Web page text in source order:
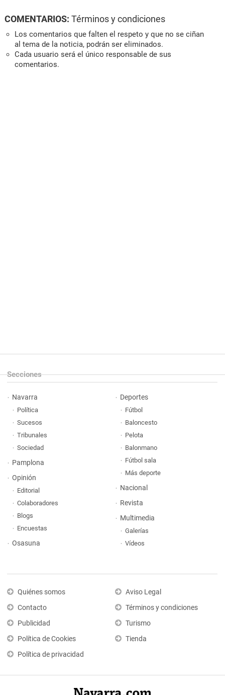
COMENTARIOS: Términos y condiciones
Los comentarios que falten el respeto y que no se ciñan
al tema de la noticia, podrán ser eliminados.
Cada usuario será el único responsable de sus
comentarios.
Secciones
Navarra
Política
Sucesos
Tribunales
Sociedad
Pamplona
Opinión
Editorial
Colaboradores
Blogs
Encuestas
Osasuna
Deportes
Fútbol
Baloncesto
Pelota
Balonmano
Fútbol sala
Más deporte
Nacional
Revista
Multimedia
Galerías
Vídeos
Quiénes somos
Contacto
Publicidad
Política de Cookies
Política de privacidad
Aviso Legal
Términos y condiciones
Turismo
Tienda